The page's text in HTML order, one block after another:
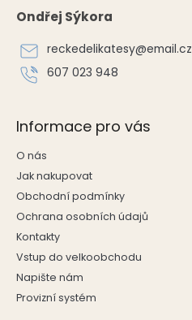
Ondřej Sýkora
reckedelikatesy@email.cz
607 023 948
Informace pro vás
O nás
Jak nakupovat
Obchodní podmínky
Ochrana osobních údajů
Kontakty
Vstup do velkoobchodu
Napište nám
Provizní systém